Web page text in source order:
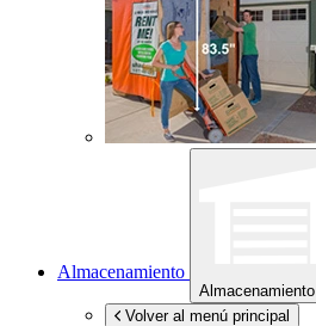
Almacenamiento
Almacenamiento
Volver al menú principal